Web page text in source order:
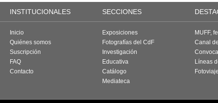
INSTITUCIONALES SECCIONES
Inicio
Quiénes somos
Suscripción
FAQ
Contacto
Exposiciones
Fotografías del CdF
Investigación
Educativa
Catálogo
Mediateca
MUFF,
Canal
Líneas